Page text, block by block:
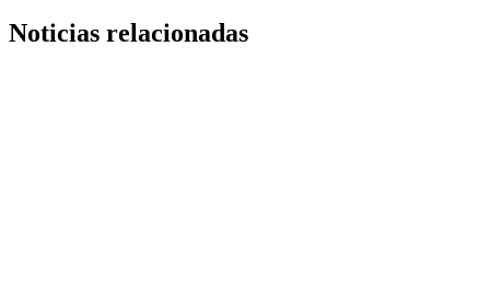
Noticias relacionadas